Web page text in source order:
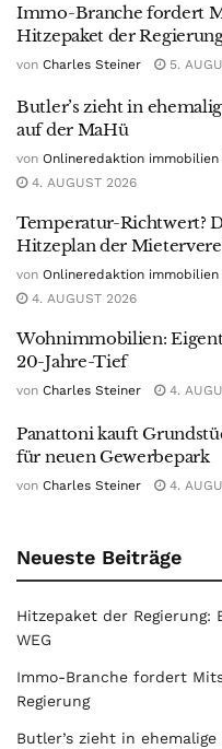
Immo-Branche fordert
Hitzepaket der
von Charles Steiner 5.
Butler’s zieht in
auf der MaHü
von Onlineredaktion
4. AUGUST 2026
Temperatur-Richtwert?
Hitzeplan der
von Onlineredaktion
4. AUGUST 2026
Wohnimmobilien:
20-Jahre-Tief
von Charles Steiner 4.
Panattoni kauft
für neuen Gewerbepark
von Charles Steiner 4.
Neueste Beiträge
Hitzepaket der Regierung:
WEG
Immo-Branche fordert
Regierung
Butler’s zieht in